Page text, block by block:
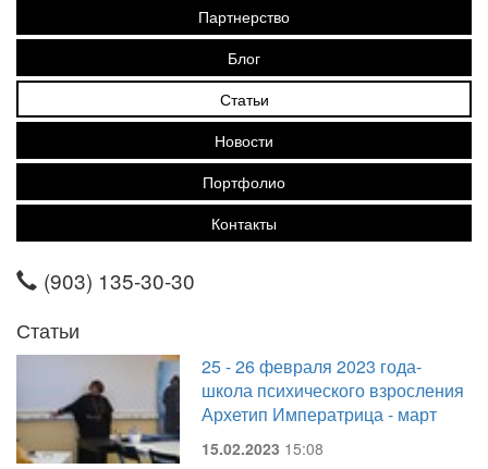
Партнерство
Блог
Статьи
Новости
Портфолио
Контакты
(903) 135-30-30
Статьи
25 - 26 февраля 2023 года-
школа психического взросления
Архетип Императрица - март
15.02.2023 15:08